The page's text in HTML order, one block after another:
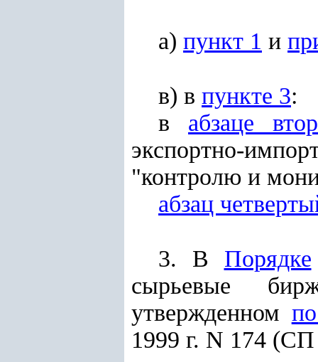
а) пункт 1 и
в) в пункте 3:
в абзаце
экспортно-
"контролю и
абзац
3. В Порядке
сырьевые
утвержденном
1999 г. N 174 (СП